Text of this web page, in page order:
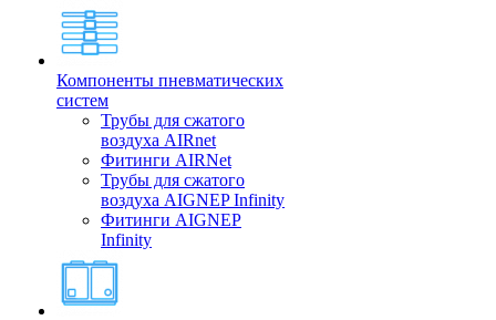
Компоненты пневматических
систем
Трубы для сжатого
воздуха AIRnet
Фитинги AIRNet
Трубы для сжатого
воздуха AIGNEP Infinity
Фитинги AIGNEP
Infinity